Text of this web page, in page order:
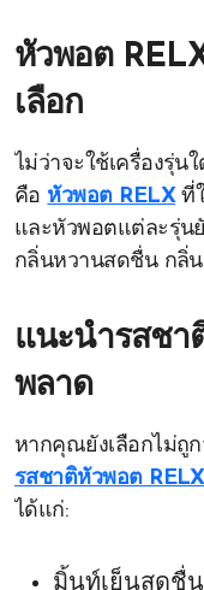
หัวพอต
เลือก
ไม่ว่าจะใช้เครื่องรุ่
คือ หัวพอต RELXที่
และหัวพอตแต่ละรุ่น
กลิ่นหวานสดชื่น กลิ่
แนะนำรสชา
พลาด
หากคุณยังเลือกไม่ถูก
รสชาติหัวพอต RELX
ได้แก่:
มิ้นท์เย็นสดชื่